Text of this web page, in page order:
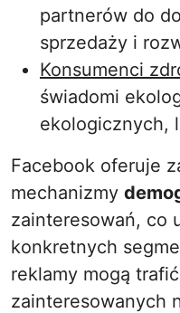
partnerów do
sprzedaży i
Konsumenci
świadomi
ekologicznych,
Facebook oferuje
mechanizmy
zainteresowań, co
konkretnych
reklamy mogą
zainteresowanych